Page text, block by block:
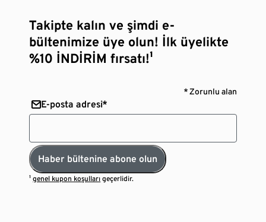
Takipte kalın ve şimdi e-
bültenimize üye olun! İlk üyelikte
%10 İNDİRİM fırsatı!¹
* Zorunlu alan
E-posta adresi*
Haber bültenine abone olun
¹genel kupon koşulları geçerlidir.